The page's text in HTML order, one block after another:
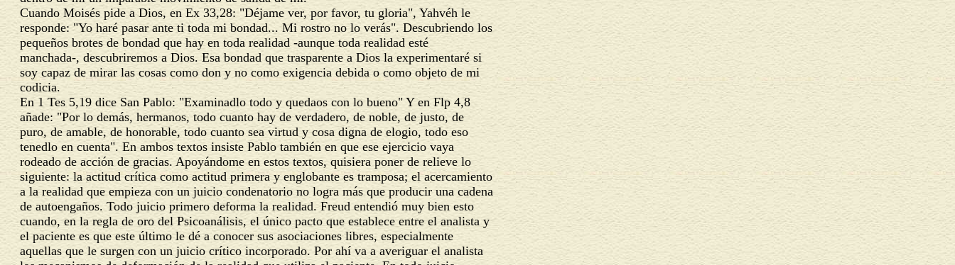
Cuando Moisés pide a Dios, en Ex 33,28: "Déjame ver, por favor, tu gloria", Yahvéh le
responde: "Yo haré pasar ante ti toda mi bondad... Mi rostro no lo verás". Descubriendo los
pequeños brotes de bondad que hay en toda realidad -aunque toda realidad esté
manchada-, descubriremos a Dios. Esa bondad que trasparente a Dios la experimentaré si
soy capaz de mirar las cosas como don y no como exigencia debida o como objeto de mi
codicia.
En 1 Tes 5,19 dice San Pablo: "Examinadlo todo y quedaos con lo bueno" Y en Flp 4,8
añade: "Por lo demás, hermanos, todo cuanto hay de verdadero, de noble, de justo, de
puro, de amable, de honorable, todo cuanto sea virtud y cosa digna de elogio, todo eso
tenedlo en cuenta". En ambos textos insiste Pablo también en que ese ejercicio vaya
rodeado de acción de gracias. Apoyándome en estos textos, quisiera poner de relieve lo
siguiente: la actitud crítica como actitud primera y englobante es tramposa; el acercamiento
a la realidad que empieza con un juicio condenatorio no logra más que producir una cadena
de autoengaños. Todo juicio primero deforma la realidad. Freud entendió muy bien esto
cuando, en la regla de oro del Psicoanálisis, el único pacto que establece entre el analista y
el paciente es que este último le dé a conocer sus asociaciones libres, especialmente
aquellas que le surgen con un juicio crítico incorporado. Por ahí va a averiguar el analista